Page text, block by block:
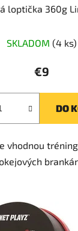
loptička 360g
SKLADOM (4 ks)
€9
DO
vhodnou